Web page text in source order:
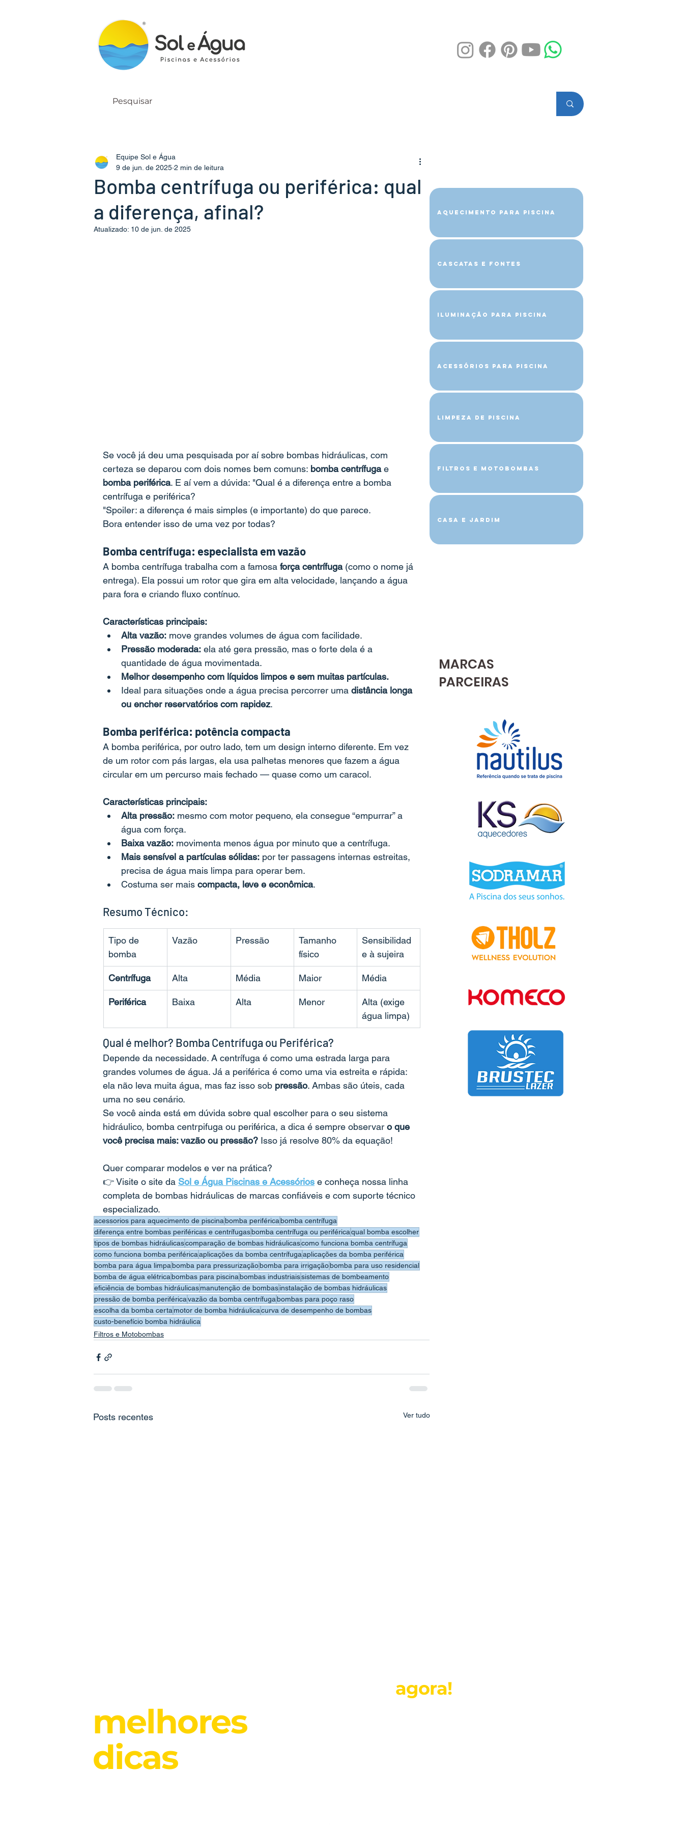
Bomba centrífuga ou periférica: qual
a diferença, afinal?
Equipe Sol e Água
9 de jun. de 2025 2 min de leitura
Atualizado: 10 de jun. de 2025
Se você já deu uma pesquisada por aí sobre bombas hidráulicas, com
certeza se deparou com dois nomes bem comuns: bomba centrífuga e
bomba periférica. E aí vem a dúvida: "Qual é a diferença entre a bomba
centrífuga e periférica?
"Spoiler: a diferença é mais simples (e importante) do que parece.
Bora entender isso de uma vez por todas?
Bomba centrífuga: especialista em vazão
A bomba centrífuga trabalha com a famosa força centrífuga (como o nome já
entrega). Ela possui um rotor que gira em alta velocidade, lançando a água
para fora e criando fluxo contínuo.
Características principais:
Alta vazão: move grandes volumes de água com facilidade.
Pressão moderada: ela até gera pressão, mas o forte dela é a
quantidade de água movimentada.
Melhor desempenho com líquidos limpos e sem muitas partículas.
Ideal para situações onde a água precisa percorrer uma distância longa
ou encher reservatórios com rapidez.
Bomba periférica: potência compacta
A bomba periférica, por outro lado, tem um design interno diferente. Em vez
de um rotor com pás largas, ela usa palhetas menores que fazem a água
circular em um percurso mais fechado — quase como um caracol.
Características principais:
Alta pressão: mesmo com motor pequeno, ela consegue “empurrar” a
água com força.
Baixa vazão: movimenta menos água por minuto que a centrífuga.
Mais sensível a partículas sólidas: por ter passagens internas estreitas,
precisa de água mais limpa para operar bem.
Costuma ser mais compacta, leve e econômica.
Resumo Técnico:
Tipo de
bomba
Vazão Pressão
Tamanho
físico
Sensibilidad
e à sujeira
Centrífuga Alta Média Maior Média
Periférica Baixa Alta Menor
Alta (exige
água limpa)
Qual é melhor? Bomba Centrífuga ou Periférica?
Depende da necessidade. A centrífuga é como uma estrada larga para
grandes volumes de água. Já a periférica é como uma via estreita e rápida:
ela não leva muita água, mas faz isso sob pressão. Ambas são úteis, cada
uma no seu cenário.
Se você ainda está em dúvida sobre qual escolher para o seu sistema
hidráulico, bomba centrpifuga ou periférica, a dica é sempre observar o que
você precisa mais: vazão ou pressão? Isso já resolve 80% da equação!
Quer comparar modelos e ver na prática?
👉 Visite o site da Sol e Água Piscinas e Acessórios e conheça nossa linha
completa de bombas hidráulicas de marcas confiáveis e com suporte técnico
especializado.
acessorios para aquecimento de piscinabomba periféricabomba centrífuga
diferença entre bombas periféricas e centrífugasbomba centrífuga ou periféricaqual bomba escolher
tipos de bombas hidráulicascomparação de bombas hidráulicascomo funciona bomba centrífuga
como funciona bomba periféricaaplicações da bomba centrífugaaplicações da bomba periférica
bomba para água limpabomba para pressurizaçãobomba para irrigaçãobomba para uso residencial
bomba de água elétricabombas para piscinabombas industriaissistemas de bombeamento
eficiência de bombas hidráulicasmanutenção de bombasinstalação de bombas hidráulicas
pressão de bomba periféricavazão da bomba centrífugabombas para poço raso
escolha da bomba certa motor de bomba hidráulicacurva de desempenho de bombas
custo-benefício bomba hidráulica
Filtros e Motobombas
Posts recentes Ver tudo
certo do filtro de uma piscina?
Aquecimento para Piscina
Cascatas e Fontes
Iluminação para Piscina
Acessórios para Piscina
Limpeza de Piscina
Filtros e Motobombas
Casa e Jardim
MARCAS
PARCEIRAS
agora!
melhores
dicas